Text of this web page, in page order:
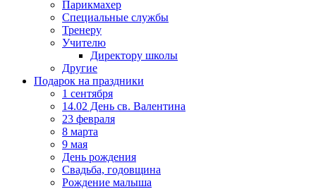
Парикмахер
Специальные службы
Тренеру
Учителю
Директору школы
Другие
Подарок на праздники
1 сентября
14.02 День св. Валентина
23 февраля
8 марта
9 мая
День рождения
Свадьба, годовщина
Рождение малыша